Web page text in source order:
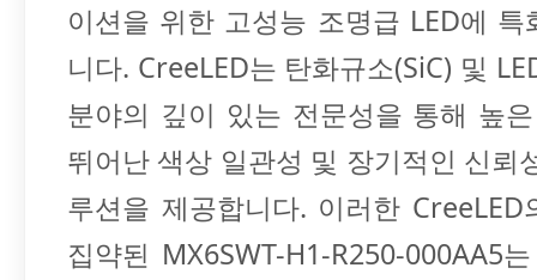
이션을 위한 고성능 조명급 LED에 특
니다. CreeLED는 탄화규소(SiC) 및
분야의 깊이 있는 전문성을 통해 높
뛰어난 색상 일관성 및 장기적인 신뢰
루션을 제공합니다. 이러한 CreeLED
집약된 MX6SWT-H1-R250-000AA5